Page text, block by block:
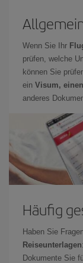
Wenn Sie Ihr
prüfen, welche
können Sie
ein Visum,
anderes
Häufig
Haben Sie
Reiseunterlagen
Dokumente Sie